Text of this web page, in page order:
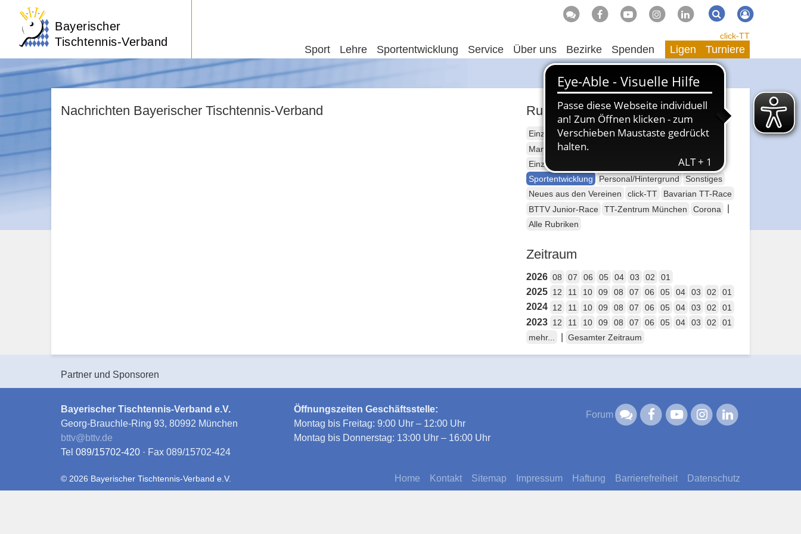
Bayerischer
Tischtennis-Verband
Suche Suchen
Sport Lehre Sportentwicklung Service Über uns Bezirke Spenden
click-TT
Ligen Turniere
Nachrichten Bayerischer Tischtennis-Verband Rubriken
Einzelsport Erwachsene
Mannschaftssport Erwachsene
Einzelsport Jugend
Mannschaftssport Jugend
Sportentwicklung
Personal/Hintergrund
Sonstiges
Neues aus den Vereinen
click-TT
Bavarian TT-Race
BTTV Junior-Race
TT-Zentrum München Corona
Alle Rubriken
Zeitraum
2026 08 07 06 05 04 03 02 01
2025 12 11 10 09 08 07 06 05 04 03 02 01
2024 12 11 10 09 08 07 06 05 04 03 02 01
2023 12 11 10 09 08 07 06 05 04 03 02
01
mehr...
Gesamter Zeitraum
Partner und Sponsoren
Bayerischer Tischtennis-Verband e.V.
Georg-Brauchle-Ring 93, 80992 München
bttv@bttv.de
Tel 089/15702-420 · Fax 089/15702-424
Öffnungszeiten Geschäftsstelle:
Montag bis Freitag: 9:00 Uhr – 12:00 Uhr
Montag bis Donnerstag: 13:00 Uhr – 16:00 Uhr
Forum
Home Kontakt Sitemap Impressum Haftung Barrierefreiheit Datenschutz
© 2026 Bayerischer Tischtennis-Verband e.V.